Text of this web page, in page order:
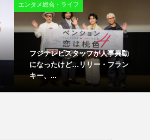
エンタメ総合・ライフ
フジテレビスタッフが人事異動
になったけど…リリー・フラン
キー、...